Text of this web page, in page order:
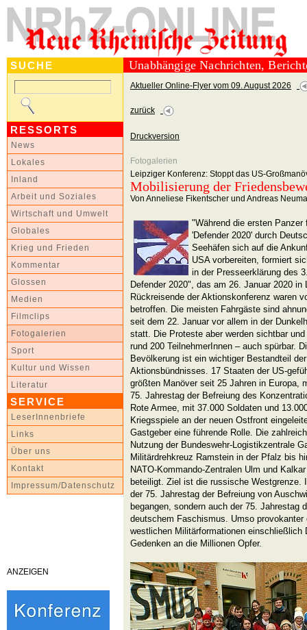
SUCHE
RESSORTS
News
Lokales
Inland
Arbeit und Soziales
Wirtschaft und Umwelt
Globales
Krieg und Frieden
Kommentar
Glossen
Medien
Filmclips
Fotogalerien
Sport
Kultur und Wissen
Literatur
SERVICE
LeserInnenbriefe
Links
Über uns
Kontakt
Impressum/Datenschutz
ANZEIGEN
Unabhängige Nachrichten,
Aktueller Online-Flyer vom 09. August 2026
zurück
Druckversion
Fotogalerien
Leipziger Konferenz: Stoppt das US-
Mobilisierung der
Von Anneliese Fikentscher und Andreas
"Während die ersten
'Defender 2020' durch
Seehäfen sich auf die
USA vorbereiten, formiert
in der Presseerklärung des
Defender 2020", das am 26. Januar 2020
Rückreisende der Aktionskonferenz waren
betroffen. Die meisten Fahrgäste sind
seit dem 22. Januar vor allem in der
statt. Die Proteste aber werden sichtbar
rund 200 TeilnehmerInnen – auch spürbar.
Bevölkerung ist ein wichtiger Bestandteil
Aktionsbündnisses. 17 Staaten der US-
größten Manöver seit 25 Jahren in Europa,
75. Jahrestag der Befreiung des
Rote Armee, mit 37.000 Soldaten und
Kriegsspiele an der neuen Ostfront
Gastgeber eine führende Rolle. Die
Nutzung der Bundeswehr-Logistikzentrale
Militärdrehkreuz Ramstein in der Pfalz bis
NATO-Kommando-Zentralen Ulm und
beteiligt. Ziel ist die russische Westgrenze.
der 75. Jahrestag der Befreiung von
begangen, sondern auch der 75. Jahrestag
deutschem Faschismus. Umso
westlichen Militärformationen einschließlich
Gedenken an die Millionen Opfer.